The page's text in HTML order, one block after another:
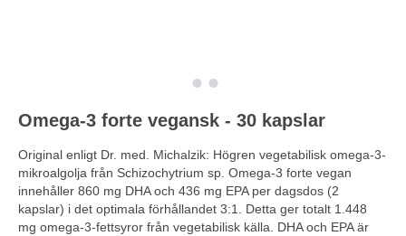
Omega-3 forte vegansk - 30 kapslar
Original enligt Dr. med. Michalzik: Högren vegetabilisk omega-3-
mikroalgolja från Schizochytrium sp. Omega-3 forte vegan
innehåller 860 mg DHA och 436 mg EPA per dagsdos (2
kapslar) i det optimala förhållandet 3:1. Detta ger totalt 1.448
mg omega-3-fettsyror från vegetabilisk källa. DHA och EPA är